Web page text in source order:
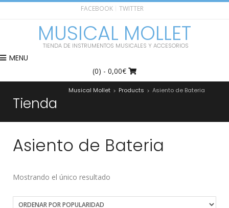
FACEBOOK TWITTER
MUSICAL MOLLET
TIENDA DE INSTRUMENTOS MUSICALES Y ACCESORIOS
MENU
(0) - 0,00€
Tienda
Musical Mollet > Products > Asiento de Bateria
Asiento de Bateria
Mostrando el único resultado